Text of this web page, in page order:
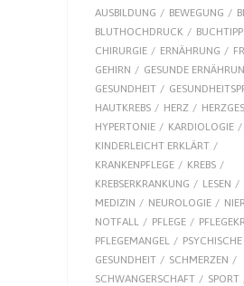
AUSBILDUNG
BEWEGUNG
BLUTHOCHDRUCK
BUCHTIPP
CHIRURGIE
ERNÄHRUNG
GEHIRN
GESUNDE
GESUNDHEIT
HAUTKREBS
HERZ
HYPERTONIE
KARDIOLOGIE
KINDERLEICHT ERKLÄRT
KRANKENPFLEGE
KREBS
KREBSERKRANKUNG
LESEN
MEDIZIN
NEUROLOGIE
NOTFALL
PFLEGE
PFLEGEMANGEL
PSYCHISCHE
GESUNDHEIT
SCHMERZEN
SCHWANGERSCHAFT
SPORT